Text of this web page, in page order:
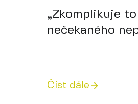
„Zkomplikuje
nečekaného
Číst dále